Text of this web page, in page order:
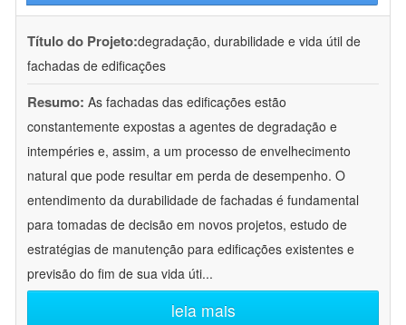
Título do Projeto:degradação, durabilidade e vida útil de
fachadas de edificações
Resumo: As fachadas das edificações estão
constantemente expostas a agentes de degradação e
intempéries e, assim, a um processo de envelhecimento
natural que pode resultar em perda de desempenho. O
entendimento da durabilidade de fachadas é fundamental
para tomadas de decisão em novos projetos, estudo de
estratégias de manutenção para edificações existentes e
previsão do fim de sua vida úti...
leia mais